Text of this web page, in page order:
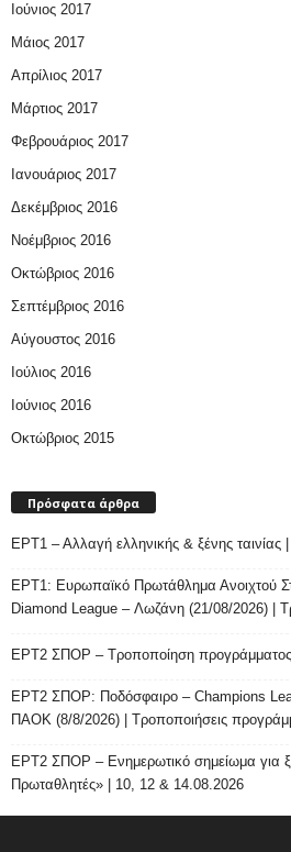
Ιούνιος 2017
Μάιος 2017
Απρίλιος 2017
Μάρτιος 2017
Φεβρουάριος 2017
Ιανουάριος 2017
Δεκέμβριος 2016
Νοέμβριος 2016
Οκτώβριος 2016
Σεπτέμβριος 2016
Αύγουστος 2016
Ιούλιος 2016
Ιούνιος 2016
Οκτώβριος 2015
Πρόσφατα άρθρα
ΕΡΤ1 – Αλλαγή ελληνικής & ξένης
ΕΡΤ1: Ευρωπαϊκό Πρωτάθλημα Ανοιχτού
Diamond League – Λωζάνη (21/08/2026) |
ΕΡΤ2 ΣΠΟΡ – Τροποποίηση
ΕΡΤ2 ΣΠΟΡ: Ποδόσφαιρο – Champions
ΠΑΟΚ (8/8/2026) | Τροποποιήσεις
ΕΡΤ2 ΣΠΟΡ – Ενημερωτικό σημείωμα για
Πρωταθλητές» | 10, 12 & 14.08.2026